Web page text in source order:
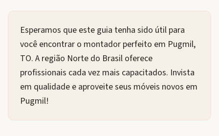
Esperamos que este guia tenha sido útil para
você encontrar o montador perfeito em Pugmil,
TO. A região Norte do Brasil oferece
profissionais cada vez mais capacitados. Invista
em qualidade e aproveite seus móveis novos em
Pugmil!